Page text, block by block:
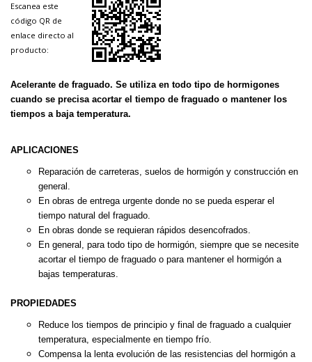
Escanea este
código QR de
enlace directo al
producto:
Acelerante de fraguado. Se utiliza en todo tipo de hormigones
cuando se precisa acortar el tiempo de fraguado o mantener los
tiempos a baja temperatura.
APLICACIONES
Reparación de carreteras, suelos de hormigón y construcción en
general.
En obras de entrega urgente donde no se pueda esperar el
tiempo natural del fraguado.
En obras donde se requieran rápidos desencofrados.
En general, para todo tipo de hormigón, siempre que se necesite
acortar el tiempo de fraguado o para mantener el hormigón a
bajas temperaturas.
PROPIEDADES
Reduce los tiempos de principio y final de fraguado a cualquier
temperatura, especialmente en tiempo frío.
Compensa la lenta evolución de las resistencias del hormigón a